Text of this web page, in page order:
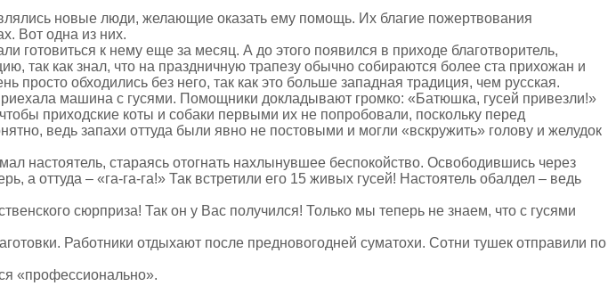
новые люди, желающие оказать ему помощь. Их благие пожертвования
Вот одна из них.
готовиться к нему еще за месяц. А до этого появился в приходе благотворитель,
так как знал, что на праздничную трапезу обычно собираются более ста прихожан и
просто обходились без него, так как это больше западная традиция, чем русская.
машина с гусями. Помощники докладывают громко: «Батюшка, гусей привезли!»
приходские коты и собаки первыми их не попробовали, поскольку перед
ведь запахи оттуда были явно не постовыми и могли «вскружить» голову и желудок
настоятель, стараясь отогнать нахлынувшее беспокойство. Освободившись через
оттуда – «га-га-га!» Так встретили его 15 живых гусей! Настоятель обалдел – ведь
сюрприза! Так он у Вас получился! Только мы теперь не знаем, что с гусями
Работники отдыхают после предновогодней суматохи. Сотни тушек отправили по
«профессионально».